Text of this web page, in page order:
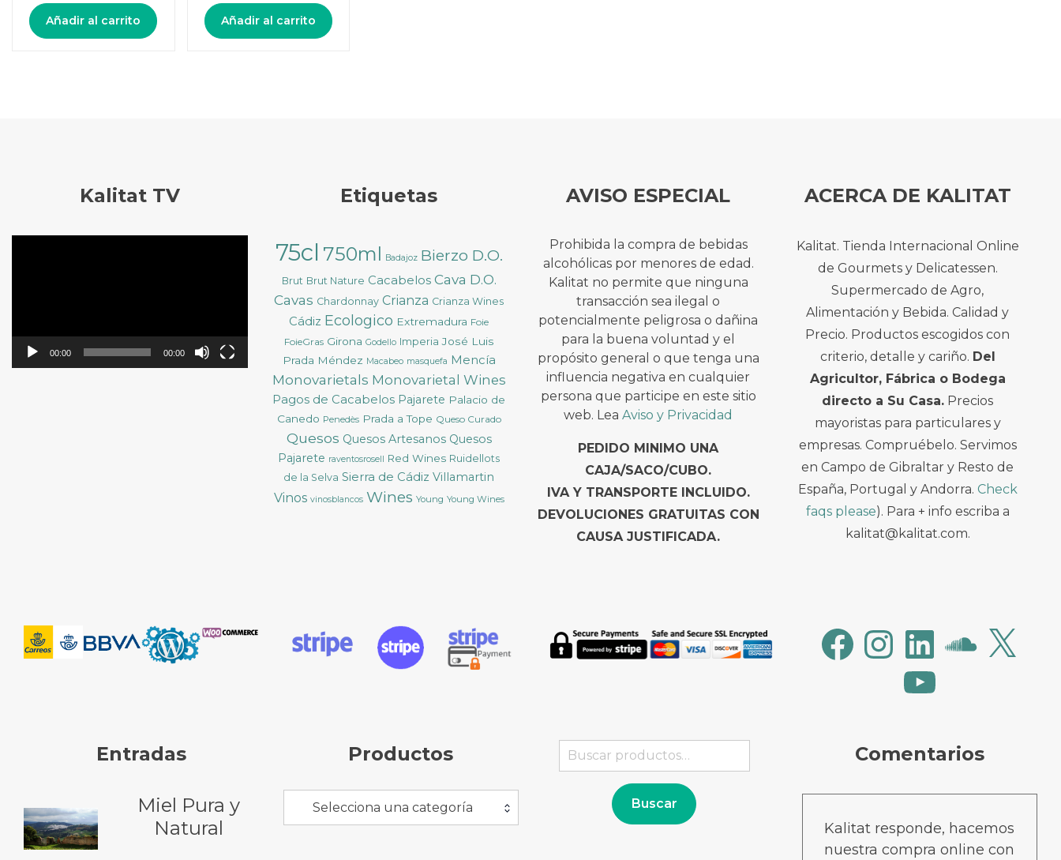
Añadir al carrito Añadir al carrito
Kalitat TV
00:00 00:00
Etiquetas
75cl 750ml Badajoz Bierzo D.O.
Brut Brut Nature Cacabelos Cava D.O.
Cavas Chardonnay Crianza Crianza Wines
Cádiz Ecologico Extremadura Foie
FoieGras Girona Godello Imperia José Luis
Prada Méndez Macabeo masquefa Mencía
Monovarietals Monovarietal Wines
Pagos de Cacabelos Pajarete Palacio de
Canedo Penedès Prada a Tope Queso Curado
Quesos Quesos Artesanos Quesos
Pajarete raventosrosell Red Wines Ruidellots
de la Selva Sierra de Cádiz Villamartin
Vinos vinosblancos Wines Young Young Wines
AVISO ESPECIAL
Prohibida la compra de bebidas
alcohólicas por menores de edad.
Kalitat no permite que ninguna
transacción sea ilegal o
potencialmente peligrosa o dañina
para la buena voluntad y el
propósito general o que tenga una
influencia negativa en cualquier
persona que participe en este sitio
web. LeaAviso y Privacidad
PEDIDO MINIMO UNA
CAJA/SACO/CUBO.
IVA Y TRANSPORTE INCLUIDO.
DEVOLUCIONES GRATUITAS CON
CAUSA JUSTIFICADA.
ACERCA DE KALITAT
Kalitat. Tienda Internacional Online
de Gourmets y Delicatessen.
Supermercado de Agro,
Alimentación y Bebida. Calidad y
Precio. Productos escogidos con
criterio, detalle y cariño. Del
Agricultor, Fábrica o Bodega
directo a Su Casa. Precios
mayoristas para particulares y
empresas. Compruébelo. Servimos
en Campo de Gibraltar y Resto de
España, Portugal y Andorra. Check
faqs please). Para + info escriba a
kalitat@kalitat.com.
FacebookInstagramLinkedInSoundCloud
X
YouTube
Entradas
Miel Pura y
Natural
Productos
Selecciona una categoría
Buscar
por:
Buscar
Comentarios
Kalitat responde, hacemos
nuestra compra online con